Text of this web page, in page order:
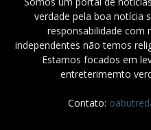
verdade pela boa notícia
responsabilidade com
independentes não temos
Estamos focados em
entreterimemto
Contato: